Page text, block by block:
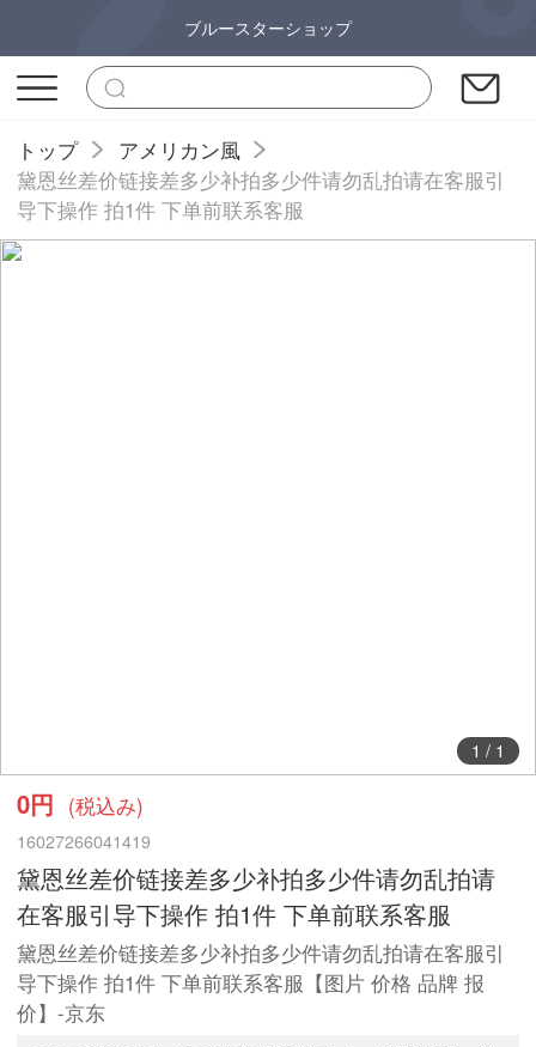
ブルースターショップ
トップ
アメリカン風
黛恩丝差价链接差多少补拍多少件请勿乱拍请在客服引
导下操作 拍1件 下单前联系客服
1 / 1
0円 (税込み)
16027266041419
黛恩丝差价链接差多少补拍多少件请勿乱拍请
在客服引导下操作 拍1件 下单前联系客服
黛恩丝差价链接差多少补拍多少件请勿乱拍请在客服引
导下操作 拍1件 下单前联系客服【图片 价格 品牌 报
价】-京东